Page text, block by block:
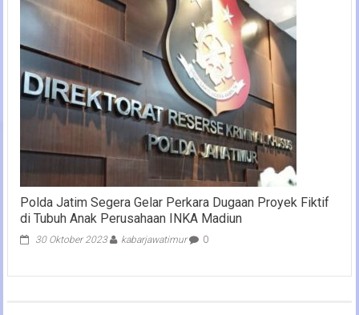
Polda Jatim Segera Gelar Perkara Dugaan Proyek Fiktif
di Tubuh Anak Perusahaan INKA Madiun
30 Oktober 2023 kabarjawatimur 0